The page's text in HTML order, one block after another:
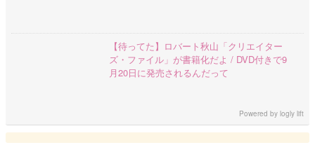
【待ってた】ロバート秋山「クリエイター
ズ・ファイル」が書籍化だよ / DVD付きで9
月20日に発売されるんだって
Powered bylogly lift